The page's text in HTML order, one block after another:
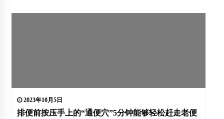
2023年10月5日
排便前按压手上的“通便穴”5分钟能够轻松赶走老便